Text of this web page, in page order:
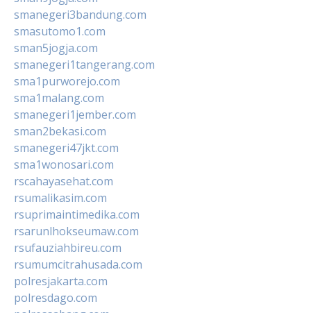
smanegeri3bandung.com
smasutomo1.com
sman5jogja.com
smanegeri1tangerang.com
sma1purworejo.com
sma1malang.com
smanegeri1jember.com
sman2bekasi.com
smanegeri47jkt.com
sma1wonosari.com
rscahayasehat.com
rsumalikasim.com
rsuprimaintimedika.com
rsarunlhokseumaw.com
rsufauziahbireu.com
rsumumcitrahusada.com
polresjakarta.com
polresdago.com